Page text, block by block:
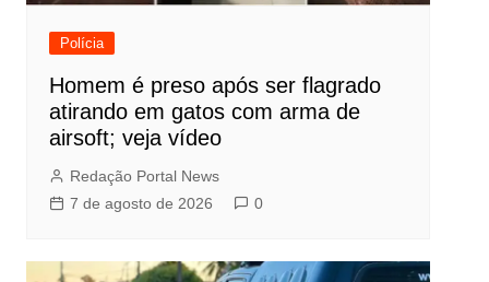
Polícia
Homem é preso após ser flagrado
atirando em gatos com arma de
airsoft; veja vídeo
Redação Portal News
7 de agosto de 2026
0